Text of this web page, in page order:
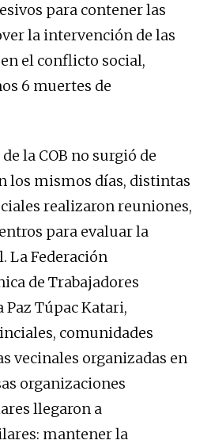
para contener las
la intervención de las
el conflicto social,
6 muertes de
la COB no surgió de
los mismos días, distintas
realizaron reuniones,
para evaluar la
La Federación
de Trabajadores
Paz Túpac Katari,
comunidades
vecinales organizadas en
organizaciones
llegaron a
mantener la